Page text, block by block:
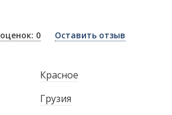
оценок: 0 Оставить отзыв
Красное
Грузия